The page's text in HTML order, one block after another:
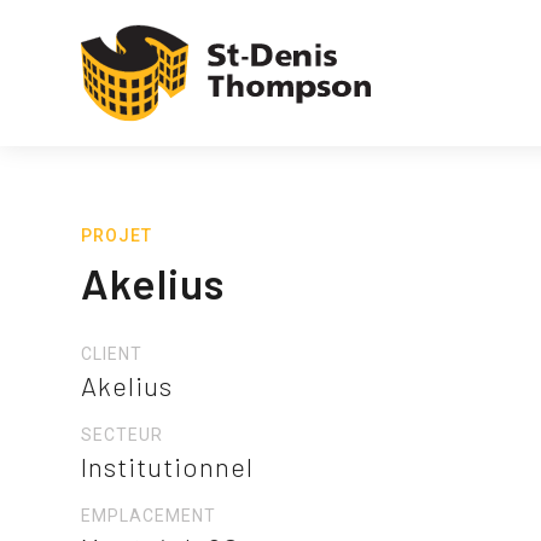
PROJET
Akelius
CLIENT
Akelius
SECTEUR
Institutionnel
EMPLACEMENT